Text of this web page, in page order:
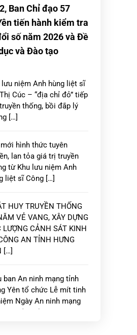
Ban Chỉ đạo 57
tiến hành kiểm tra
số năm 2026 và Đề
và Đào tạo
lưu niệm Anh hùng liệt sĩ
Cúc – “địa chỉ đỏ” tiếp
thống, bồi đắp lý
[…]
hình thức tuyên
lan tỏa giá trị truyền
từ Khu lưu niệm Anh
liệt sĩ Công […]
HUY TRUYỀN THỐNG
VẺ VANG, XÂY DỰNG
LƯỢNG CẢNH SÁT KINH
AN TỈNH HƯNG
[…]
ban An ninh mạng tỉnh
Yên tổ chức Lễ mít tinh
Ngày An ninh mạng
Nam (06/8)